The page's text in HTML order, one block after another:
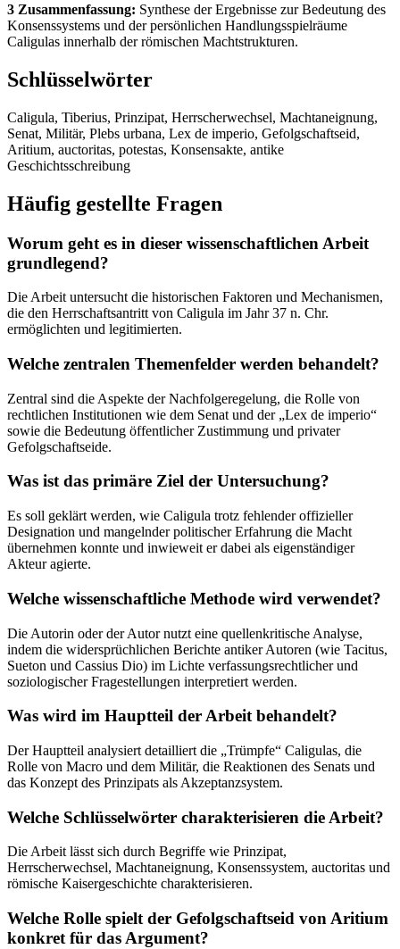
3 Zusammenfassung: Synthese der Ergebnisse zur Bedeutung des
Konsenssystems und der persönlichen Handlungsspielräume
Caligulas innerhalb der römischen Machtstrukturen.
Schlüsselwörter
Caligula, Tiberius, Prinzipat, Herrscherwechsel, Machtaneignung,
Senat, Militär, Plebs urbana, Lex de imperio, Gefolgschaftseid,
Aritium, auctoritas, potestas, Konsensakte, antike
Geschichtsschreibung
Häufig gestellte Fragen
Worum geht es in dieser wissenschaftlichen Arbeit
grundlegend?
Die Arbeit untersucht die historischen Faktoren und Mechanismen,
die den Herrschaftsantritt von Caligula im Jahr 37 n. Chr.
ermöglichten und legitimierten.
Welche zentralen Themenfelder werden behandelt?
Zentral sind die Aspekte der Nachfolgeregelung, die Rolle von
rechtlichen Institutionen wie dem Senat und der „Lex de imperio“
sowie die Bedeutung öffentlicher Zustimmung und privater
Gefolgschaftseide.
Was ist das primäre Ziel der Untersuchung?
Es soll geklärt werden, wie Caligula trotz fehlender offizieller
Designation und mangelnder politischer Erfahrung die Macht
übernehmen konnte und inwieweit er dabei als eigenständiger
Akteur agierte.
Welche wissenschaftliche Methode wird verwendet?
Die Autorin oder der Autor nutzt eine quellenkritische Analyse,
indem die widersprüchlichen Berichte antiker Autoren (wie Tacitus,
Sueton und Cassius Dio) im Lichte verfassungsrechtlicher und
soziologischer Fragestellungen interpretiert werden.
Was wird im Hauptteil der Arbeit behandelt?
Der Hauptteil analysiert detailliert die „Trümpfe“ Caligulas, die
Rolle von Macro und dem Militär, die Reaktionen des Senats und
das Konzept des Prinzipats als Akzeptanzsystem.
Welche Schlüsselwörter charakterisieren die Arbeit?
Die Arbeit lässt sich durch Begriffe wie Prinzipat,
Herrscherwechsel, Machtaneignung, Konsenssystem, auctoritas und
römische Kaisergeschichte charakterisieren.
Welche Rolle spielt der Gefolgschaftseid von Aritium
konkret für das Argument?